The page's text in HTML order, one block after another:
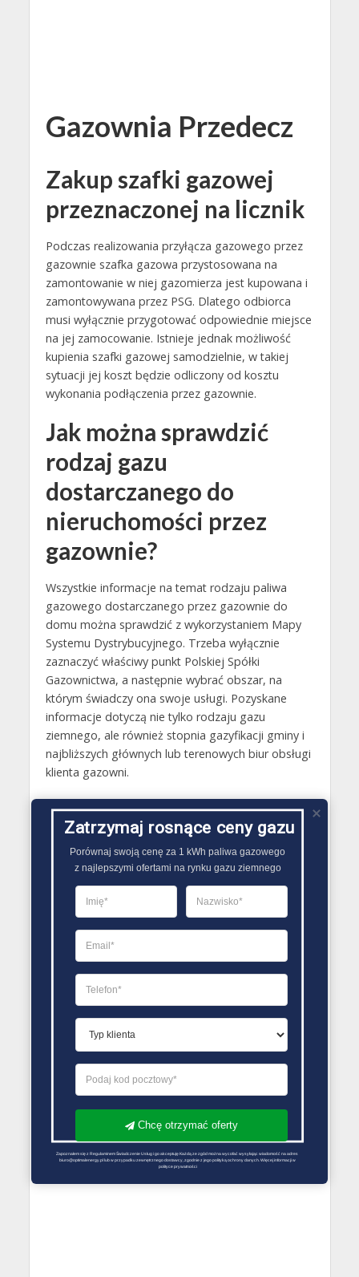
Gazownia Przedecz
Zakup szafki gazowej
przeznaczonej na licznik
Podczas realizowania przyłącza gazowego przez
gazownie szafka gazowa przystosowana na
zamontowanie w niej gazomierza jest kupowana i
zamontowywana przez PSG. Dlatego odbiorca
musi wyłącznie przygotować odpowiednie miejsce
na jej zamocowanie. Istnieje jednak możliwość
kupienia szafki gazowej samodzielnie, w takiej
sytuacji jej koszt będzie odliczony od kosztu
wykonania podłączenia przez gazownie.
Jak można sprawdzić
rodzaj gazu
dostarczanego do
nieruchomości przez
gazownie?
Wszystkie informacje na temat rodzaju paliwa
gazowego dostarczanego przez gazownie do
domu można sprawdzić z wykorzystaniem Mapy
Systemu Dystrybucyjnego. Trzeba wyłącznie
zaznaczyć właściwy punkt Polskiej Spółki
Gazownictwa, a następnie wybrać obszar, na
którym świadczy ona swoje usługi. Pozyskane
informacje dotyczą nie tylko rodzaju gazu
ziemnego, ale również stopnia gazyfikacji gminy i
najbliższych głównych lub terenowych biur obsługi
klienta gazowni.
Gazy techniczne Przedecz
Butle gazowe Przedecz
Gaz płynny Przedecz
LPG Przedecz
Dostawcy gazu Przedecz
PORÓWNYWARKA OFERT GAZU
Zatrzymaj rosnące ceny gazu
Porównaj swoją cenę za 1 kWh paliwa gazowego
z najlepszymi ofertami na rynku gazu ziemnego
Chcę otrzymać oferty
Zapoznałem się z Regulaminem Świadczenie Usług i go akceptuję Każdą ze zgód można wycofać wysyłając wiadomość na adres
biuro@optimalenergy.pl lub w przypadku zewnętrznego dostawcy, zgodnie z jego polityką ochrony danych. Więcej informacji w
polityce prywatności